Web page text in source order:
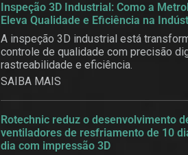
Inspeção 3D Industrial: Como a
Eleva Qualidade e Eficiência na
A inspeção 3D industrial está
controle de qualidade com precisão
rastreabilidade e eficiência.
SAIBA MAIS
Rotechnic reduz o desenvolvimento
ventiladores de resfriamento de 10
dia com impressão 3D